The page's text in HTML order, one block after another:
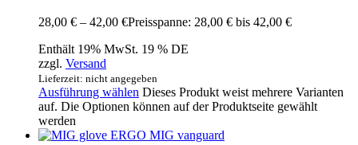
28,00 € – 42,00 €Preisspanne: 28,00 € bis 42,00 €
Enthält 19% MwSt. 19 % DE
zzgl. Versand
Lieferzeit: nicht angegeben
Ausführung wählen Dieses Produkt weist mehrere Varianten
auf. Die Optionen können auf der Produktseite gewählt
werden